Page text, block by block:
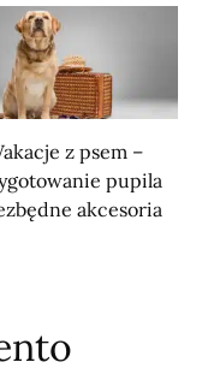
z psem –
pupila
akcesoria